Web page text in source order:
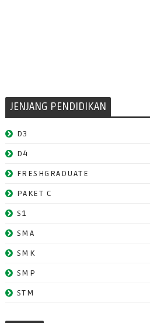
JENJANG PENDIDIKAN
D3
D4
FRESHGRADUATE
PAKET C
S1
SMA
SMK
SMP
STM